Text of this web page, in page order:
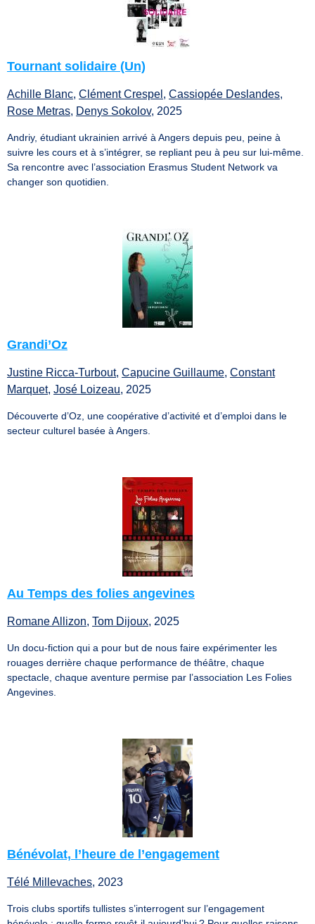
Tournant solidaire (Un)
Achille Blanc, Clément Crespel , Cassiopée Deslandes,
Rose Metras, Denys Sokolov, 2025
Andriy, étudiant ukrainien arrivé à Angers depuis peu, peine à
suivre les cours et à s’intégrer, se repliant peu à peu sur lui-même.
Sa rencontre avec l’association Erasmus Student Network va
changer son quotidien.
Grandi’Oz
Justine Ricca-Turbout, Capucine Guillaume, Constant
Marquet, José Loizeau, 2025
Découverte d’Oz, une coopérative d’activité et d’emploi dans le
secteur culturel basée à Angers.
Au Temps des folies angevines
Romane Allizon, Tom Dijoux, 2025
Un docu-fiction qui a pour but de nous faire expérimenter les
rouages derrière chaque performance de théâtre, chaque
spectacle, chaque aventure permise par l’association Les Folies
Angevines.
Bénévolat, l’heure de l’engagement
Télé Millevaches, 2023
Trois clubs sportifs tullistes s’interrogent sur l’engagement